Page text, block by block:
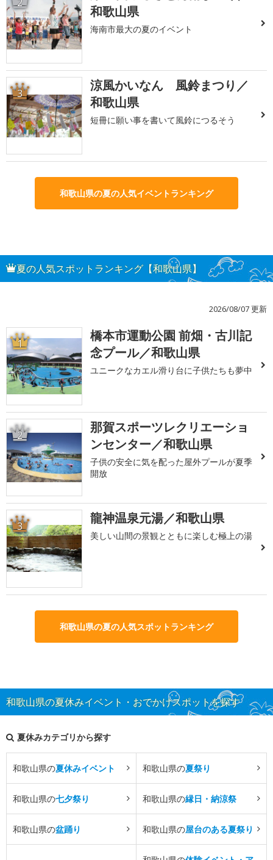
和歌山県
海南市最大の夏のイベント
3
涼風かいなん 風鈴まつり／
和歌山県
短冊に願い事を書いて風鈴につるそう
和歌山県の夏の人気イベントランキング
夏の人気スポットランキング【和歌山県】
2026/08/07 更新
1
橋本市運動公園 前畑・古川記
念プール／和歌山県
ユニークなカエル滑り台に子供たちも夢中
2
那賀スポーツレクリエーショ
ンセンター／和歌山県
子供の安全に気を配った屋外プールが夏季
開放
3 龍神温泉元湯／和歌山県
美しい山間の景観とともに楽しむ極上の湯
和歌山県の夏の人気スポットランキング
和歌山県の夏休みイベント・おでかけスポットを探す
夏休みカテゴリから探す
和歌山県の夏休みイベント 和歌山県の夏祭り
和歌山県の七夕祭り 和歌山県の縁日・納涼祭
和歌山県の盆踊り 和歌山県の屋台のある夏祭り